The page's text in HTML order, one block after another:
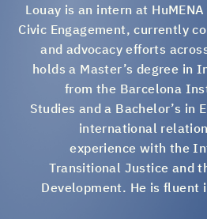
Louay is an intern at
Civic Engagement, currently
and advocacy efforts
holds a Master’s degree in
from the Barcelona
Studies and a Bachelor’s in
international
experience with the
Transitional Justice and
Development. He is fluent